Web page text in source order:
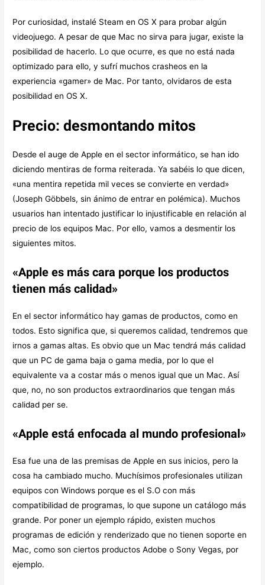
Por curiosidad, instalé Steam en OS X para probar algún
videojuego. A pesar de que Mac no sirva para jugar, existe la
posibilidad de hacerlo. Lo que ocurre, es que no está nada
optimizado para ello, y sufrí muchos crasheos en la
experiencia «gamer» de Mac. Por tanto, olvidaros de esta
posibilidad en OS X.
Precio: desmontando mitos
Desde el auge de Apple en el sector informático, se han ido
diciendo mentiras de forma reiterada. Ya sabéis lo que dicen,
«una mentira repetida mil veces se convierte en verdad»
(Joseph Göbbels, sin ánimo de entrar en polémica). Muchos
usuarios han intentado justificar lo injustificable en relación al
precio de los equipos Mac. Por ello, vamos a desmentir los
siguientes mitos.
«Apple es más cara porque los productos
tienen más calidad»
En el sector informático hay gamas de productos, como en
todos. Esto significa que, si queremos calidad, tendremos que
irnos a gamas altas. Es obvio que un Mac tendrá más calidad
que un PC de gama baja o gama media, por lo que el
equivalente va a costar más o menos igual que un Mac. Así
que, no, no son productos extraordinarios que tengan más
calidad per se.
«Apple está enfocada al mundo profesional»
Esa fue una de las premisas de Apple en sus inicios, pero la
cosa ha cambiado mucho. Muchísimos profesionales utilizan
equipos con Windows porque es el S.O con más
compatibilidad de programas, lo que supone un catálogo más
grande. Por poner un ejemplo rápido, existen muchos
programas de edición y renderizado que no tienen soporte en
Mac, como son ciertos productos Adobe o Sony Vegas, por
ejemplo.